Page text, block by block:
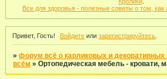
Все для здоровья - полезные советы о том, как
Привет, Гость! Войдите илизарегистрируйтесь
»форум всё о карликовых и декоративных
всём »Ортопедическая мебель - кровати,